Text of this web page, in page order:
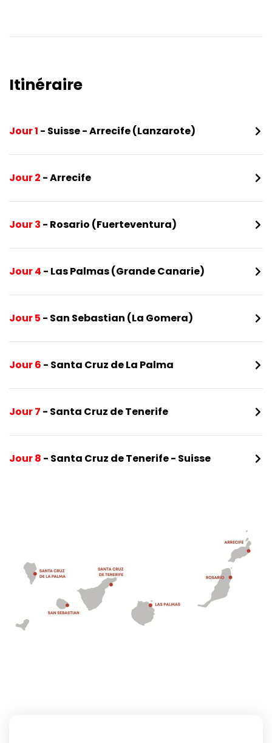
Itinéraire​
Jour 1 - Suisse - Arrecife (Lanzarote)
Jour 2 - Arrecife
Jour 3 - Rosario (Fuerteventura)
Jour 4 - Las Palmas (Grande Canarie)
Jour 5 - San Sebastian (La Gomera)
Jour 6 - Santa Cruz de La Palma
Jour 7 - Santa Cruz de Tenerife
Jour 8 - Santa Cruz de Tenerife - Suisse